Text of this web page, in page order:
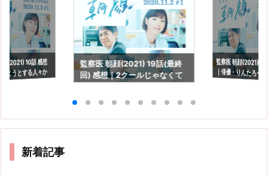
(2021) 10話 感想
ようとする人々か
監察医 朝顔(2021) 19話(最終
回) 感想｜2クールじゃなくて
監察医 朝顔(2021)
｜俳優・りんたろー
も。
新着記事